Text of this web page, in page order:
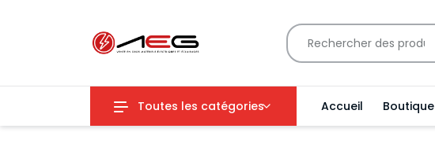
Toutes les catégories Accueil Boutique